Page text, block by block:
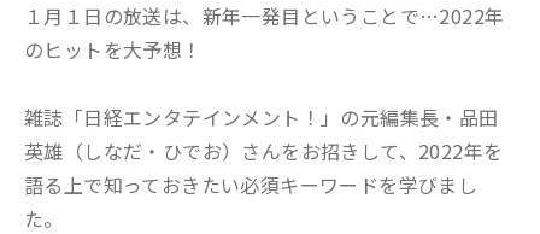
１月１日の放送は、新年一発目ということで…2022年
のヒットを大予想！
雑誌「日経エンタテインメント！」の元編集長・品田
英雄（しなだ・ひでお）さんをお招きして、2022年を
語る上で知っておきたい必須キーワードを学びまし
た。